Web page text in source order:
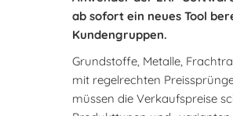
ab sofort ein neues Tool
Kundengruppen.
Grundstoffe, Metalle,
mit regelrechten
müssen die Verkaufspreise